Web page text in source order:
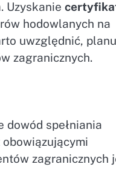
Uzyskanie
hodowlanych na
uwzględnić,
zagranicznych.
spełniania
zagranicznych